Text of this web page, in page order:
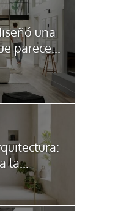
una
parece...
la...